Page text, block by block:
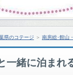
県のコテージ ＞ 南房総･館山
一緒に泊まれ